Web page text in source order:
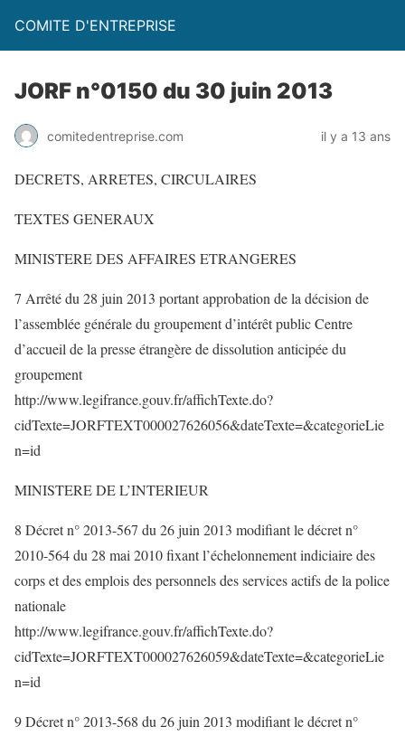
COMITE D'ENTREPRISE
JORF n°0150 du 30 juin 2013
comitedentreprise.com il y a 13 ans
DECRETS, ARRETES, CIRCULAIRES
TEXTES GENERAUX
MINISTERE DES AFFAIRES ETRANGERES
7 Arrêté du 28 juin 2013 portant approbation de la décision de
l’assemblée générale du groupement d’intérêt public Centre
d’accueil de la presse étrangère de dissolution anticipée du
groupement
http://www.legifrance.gouv.fr/affichTexte.do?
cidTexte=JORFTEXT000027626056&dateTexte=&categorieLie
n=id
MINISTERE DE L’INTERIEUR
8 Décret n° 2013-567 du 26 juin 2013 modifiant le décret n°
2010-564 du 28 mai 2010 fixant l’échelonnement indiciaire des
corps et des emplois des personnels des services actifs de la police
nationale
http://www.legifrance.gouv.fr/affichTexte.do?
cidTexte=JORFTEXT000027626059&dateTexte=&categorieLie
n=id
9 Décret n° 2013-568 du 26 juin 2013 modifiant le décret n°